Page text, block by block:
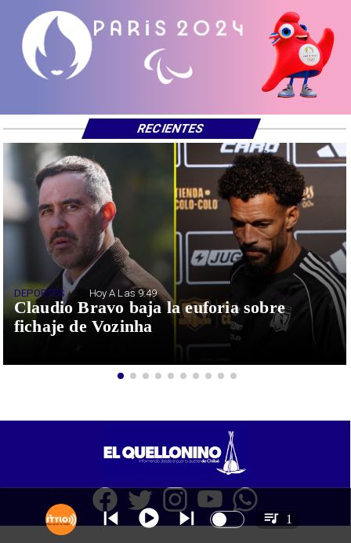
Claudio Bravo baja la euforia sobre
fichaje de Vozinha
DEPORTES Hoy A Las 9:49
RECIENTES
1